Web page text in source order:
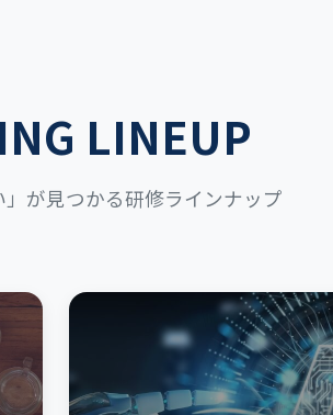
LINEUP
が見つかる研修ラインナップ